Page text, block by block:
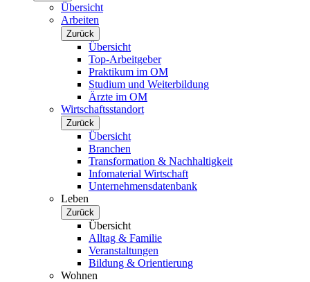
Übersicht
Arbeiten
Zurück
Übersicht
Top-Arbeitgeber
Praktikum im OM
Studium und Weiterbildung
Ärzte im OM
Wirtschaftsstandort
Zurück
Übersicht
Branchen
Transformation & Nachhaltigkeit
Infomaterial Wirtschaft
Unternehmensdatenbank
Leben
Zurück
Übersicht
Alltag & Familie
Veranstaltungen
Bildung & Orientierung
Wohnen